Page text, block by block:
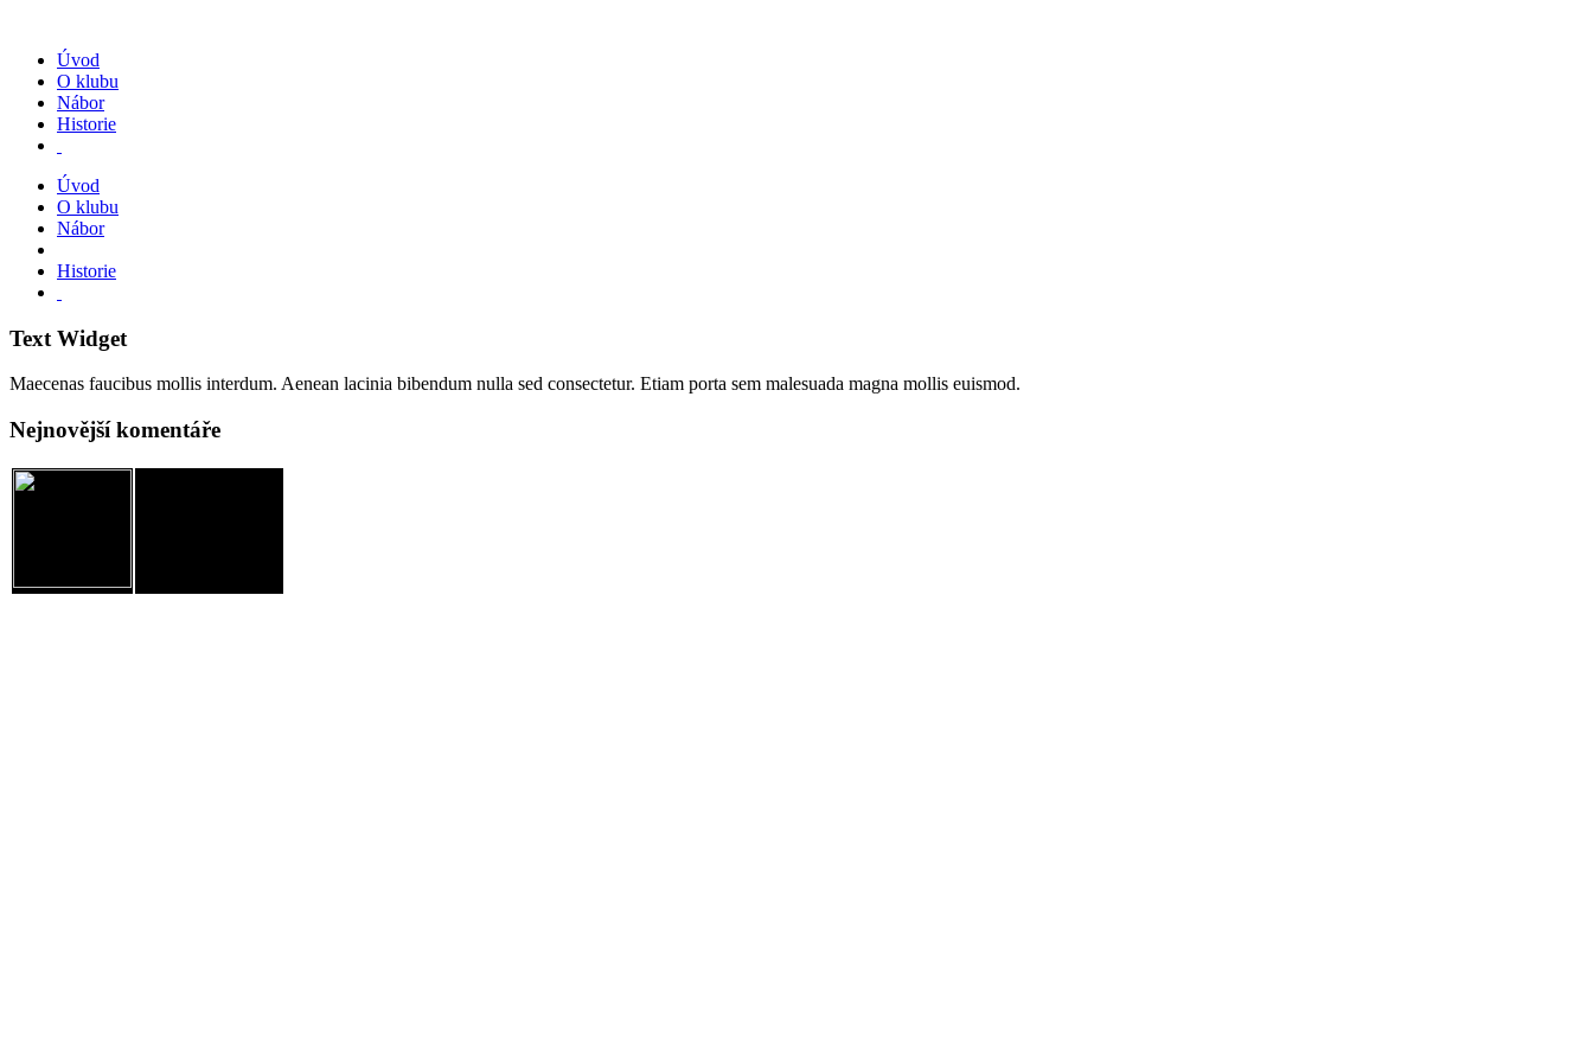
Úvod
O klubu
Nábor
Historie
Úvod
O klubu
Nábor
Historie
Text Widget
Maecenas faucibus mollis interdum. Aenean lacinia bibendum nulla sed consectetur. Etiam porta sem malesuada magna mollis euismod.
Nejnovější komentáře